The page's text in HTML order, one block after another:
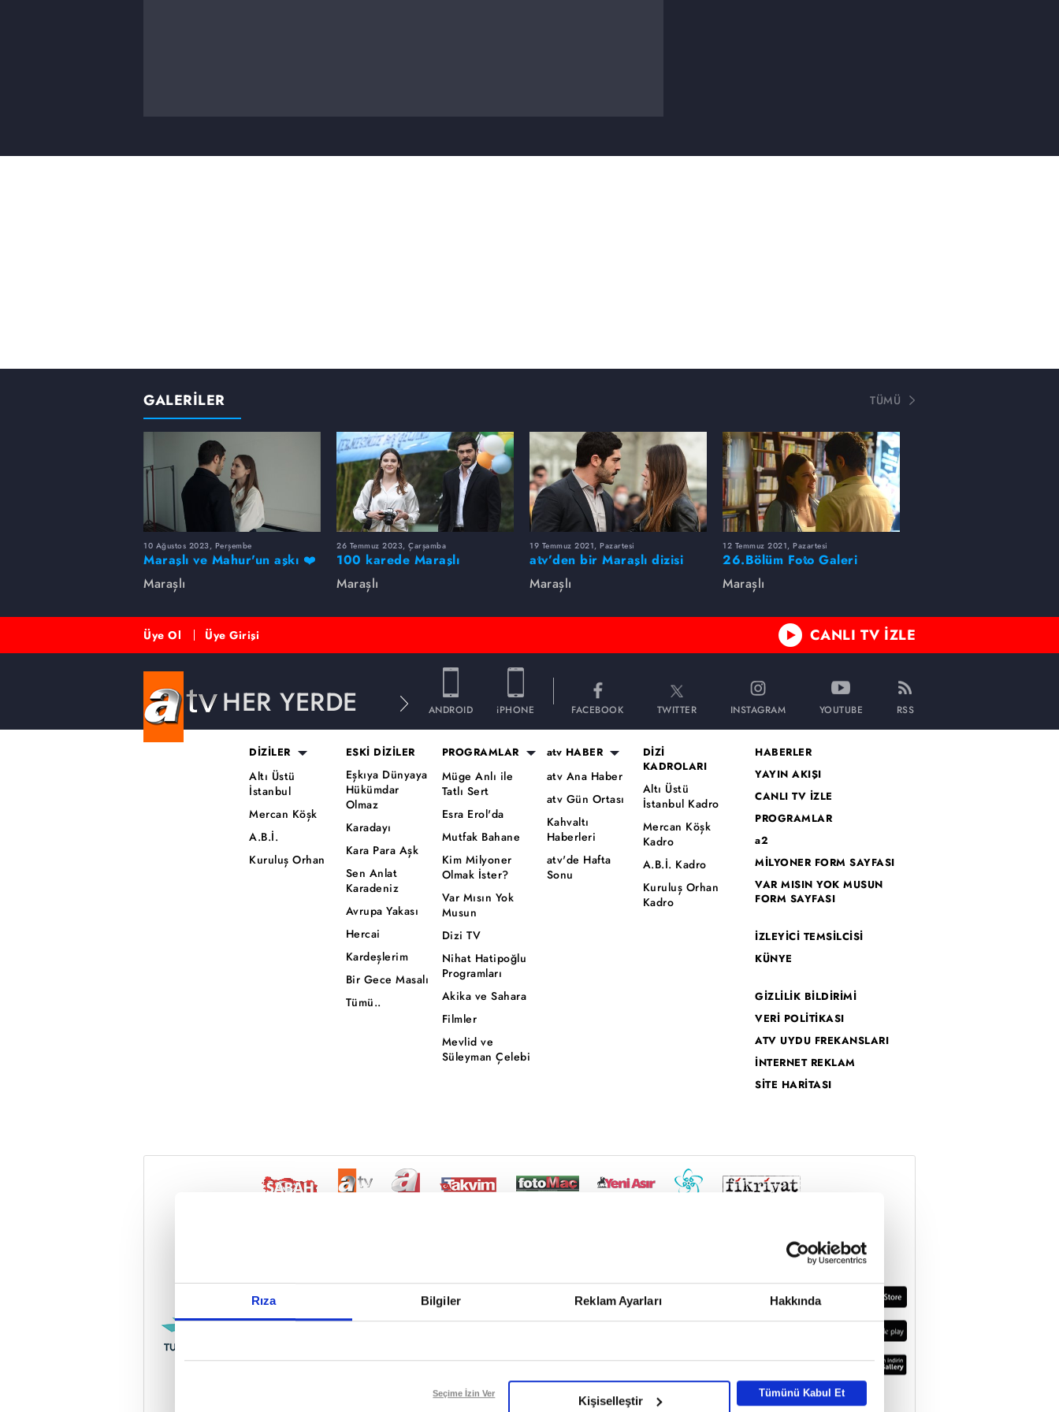
Rıza Bilgiler Reklam Ayarları Hakkında
Reddet
Seçime İzin Ver
Kişiselleştir
Tümünü Kabul Et
GALERİLER TÜMÜ
10 Ağustos 2023, Perşembe
Maraşlı ve Mahur'un aşkı ❤️
Maraşlı
26 Temmuz 2023, Çarşamba
100 karede Maraşlı
Maraşlı
19 Temmuz 2021, Pazartesi
atv’den bir Maraşlı dizisi
geçti!
Maraşlı
12 Temmuz 2021, Pazartesi
26.Bölüm Foto Galeri
Maraşlı
Üye Ol Üye Girişi CANLI TV İZLE
HER YERDE ANDROID iPHONE FACEBOOK TWITTER INSTAGRAM YOUTUBE RSS
DİZİLER
Altı Üstü
İstanbul
Mercan Köşk
A.B.İ.
Kuruluş Orhan
ESKİ DİZİLER
Eşkıya Dünyaya
Hükümdar
Olmaz
Karadayı
Kara Para Aşk
Sen Anlat
Karadeniz
Avrupa Yakası
Hercai
Kardeşlerim
Bir Gece Masalı
Tümü..
PROGRAMLAR
Müge Anlı ile
Tatlı Sert
Esra Erol'da
Mutfak Bahane
Kim Milyoner
Olmak İster?
Var Mısın Yok
Musun
Dizi TV
Nihat Hatipoğlu
Programları
Akika ve Sahara
Filmler
Mevlid ve
Süleyman Çelebi
atv HABER
atv Ana Haber
atv Gün Ortası
Kahvaltı
Haberleri
atv'de Hafta
Sonu
DİZİ
KADROLARI
Altı Üstü
İstanbul Kadro
Mercan Köşk
Kadro
A.B.İ. Kadro
Kuruluş Orhan
Kadro
HABERLER
YAYIN AKIŞI
CANLI TV İZLE
PROGRAMLAR
a2
MİLYONER FORM SAYFASI
VAR MISIN YOK MUSUN
FORM SAYFASI
İZLEYİCİ TEMSİLCİSİ
KÜNYE
GİZLİLİK BİLDİRİMİ
VERİ POLİTİKASI
ATV UYDU FREKANSLARI
İNTERNET REKLAM
SİTE HARİTASI